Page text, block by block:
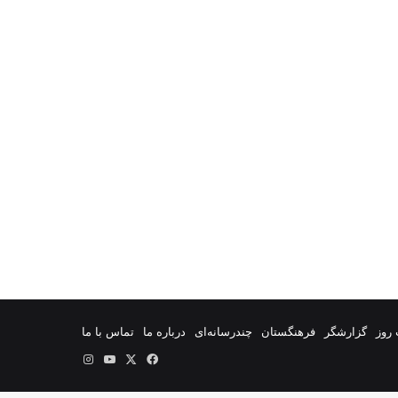
گزارشگر فرهنگستان چندرسانه‌ای درباره ما
تماس با ما
فیس
یوتیوب